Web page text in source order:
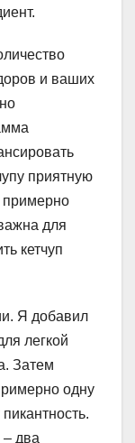
и ваших
приятную
примерно
для
кетчуп
Я добавил
легкой
Затем
одну
– два